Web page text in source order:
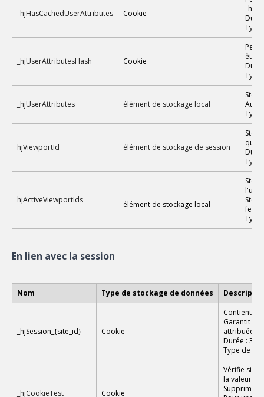
_hjHasCachedUserAttributes Cookie
Type
_hjUserAttributesHash Cookie
être
Type
_hjUserAttributes élément de stockage local
Type
hjViewportId élément de stockage de session
que
Type
hjActiveViewportIds élément de stockage local
Type
En lien avec la session
Nom Type de stockage de données
_hjSession_{site_id} Cookie
Contient
Garantit
attribuées
Durée : 30
Type de
_hjCookieTest Cookie
Vérifie si le
la valeur 1
Supprimé